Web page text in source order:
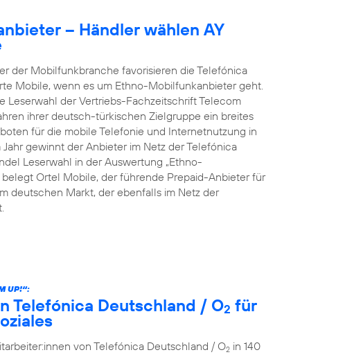
– Händler wählen AY
der Mobilfunkbranche favorisieren die Telefónica
Mobile, wenn es um Ethno-Mobilfunkanbieter geht.
Leserwahl der Vertriebs-Fachzeitschrift Telecom
ihrer deutsch-türkischen Zielgruppe ein breites
für die mobile Telefonie und Internetnutzung in
gewinnt der Anbieter im Netz der Telefónica
Leserwahl in der Auswertung „Ethno-
Ortel Mobile, der führende Prepaid-Anbieter für
deutschen Markt, der ebenfalls im Netz der
UP!“:
Telefónica Deutschland / O2 für
von Telefónica Deutschland / O2 in 140